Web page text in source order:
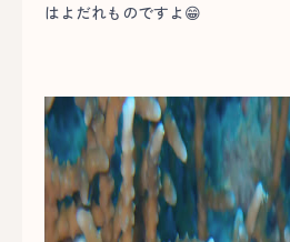
はよだれものですよ😁